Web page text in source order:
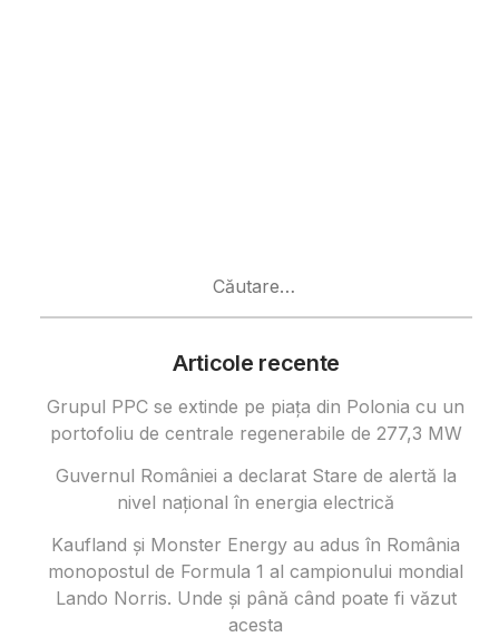
Articole recente
Grupul PPC se extinde pe piața din Polonia cu un
portofoliu de centrale regenerabile de 277,3 MW
Guvernul României a declarat Stare de alertă la
nivel național în energia electrică
Kaufland și Monster Energy au adus în România
monopostul de Formula 1 al campionului mondial
Lando Norris. Unde și până când poate fi văzut
acesta